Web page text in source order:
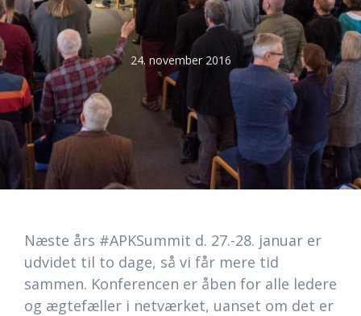
24. november 2016
Næste års #APKSummit d. 27.-28. januar er
udvidet til to dage, så vi får mere tid
sammen. Konferencen er åben for alle ledere
og ægtefæller i netværket, uanset om det er